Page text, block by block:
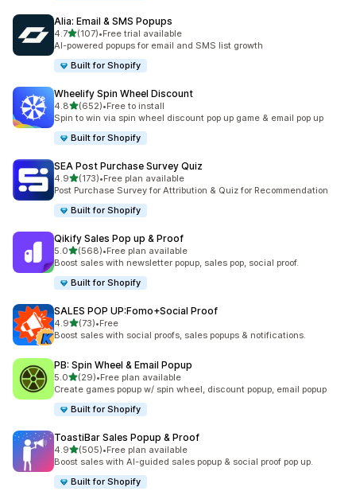
Alia: Email & SMS Popups
4.7별 5개 중
(107)
총 리뷰 107개
•Free trial available
AI-powered popups for email and SMS list growth
Built for Shopify
Wheelify Spin Wheel Discount
4.8별 5개 중
(652)
총 리뷰 652개
•Free to install
Spin to win via spin wheel discount pop up game & email pop up
Built for Shopify
SEA Post Purchase Survey Quiz
4.9별 5개 중
(173)
총 리뷰 173개
•Free plan available
Post Purchase Survey for Attribution & Quiz for Recommendation
Built for Shopify
Qikify Sales Pop up & Proof
5.0별 5개 중
(568)
총 리뷰 568개
•Free plan available
Boost sales with newsletter popup, sales pop, social proof.
Built for Shopify
SALES POP UP:Fomo+Social Proof
4.9별 5개 중
(73)
총 리뷰 73개
•Free
Boost sales with social proofs, sales popups & notifications.
PB: Spin Wheel & Email Popup
5.0별 5개 중
(29)
총 리뷰 29개
•Free plan available
Create games popup w/ spin wheel, discount popup, email popup
Built for Shopify
ToastiBar Sales Popup & Proof
4.9별 5개 중
(505)
총 리뷰 505개
•Free plan available
Boost sales with AI-guided sales popup & social proof pop up.
Built for Shopify